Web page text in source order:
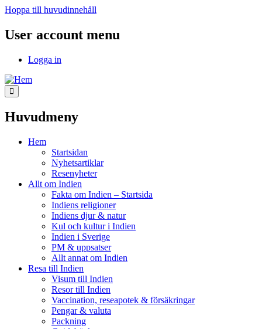
Hoppa till huvudinnehåll
User account menu
Logga in
Huvudmeny
Hem
Startsidan
Nyhetsartiklar
Resenyheter
Allt om Indien
Fakta om Indien – Startsida
Indiens religioner
Indiens djur & natur
Kul och kultur i Indien
Indien i Sverige
PM & uppsatser
Allt annat om Indien
Resa till Indien
Visum till Indien
Resor till Indien
Vaccination, reseapotek & försäkringar
Pengar & valuta
Packning